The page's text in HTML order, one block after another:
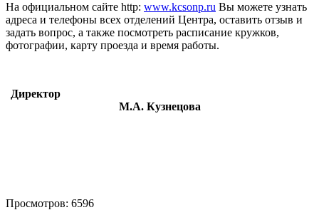
На официальном сайте http: www.kcsonp.ru Вы можете узнать
адреса и телефоны всех отделений Центра, оставить отзыв и
задать вопрос, а также посмотреть расписание кружков,
фотографии, карту проезда и время работы.
Директор
М.А. Кузнецова
Просмотров: 6596